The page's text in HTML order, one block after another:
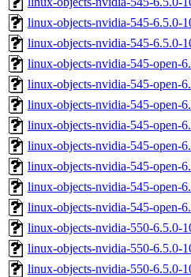
linux-objects-nvidia-545-6.5.0-
linux-objects-nvidia-545-6.5.0-
linux-objects-nvidia-545-open-
linux-objects-nvidia-545-open-
linux-objects-nvidia-545-open-
linux-objects-nvidia-545-open-
linux-objects-nvidia-545-open-
linux-objects-nvidia-545-open-
linux-objects-nvidia-545-open-
linux-objects-nvidia-545-open-
linux-objects-nvidia-550-6.5.0-
linux-objects-nvidia-550-6.5.0-
linux-objects-nvidia-550-6.5.0-